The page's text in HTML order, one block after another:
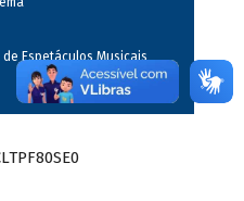
Espetáculos Musicais